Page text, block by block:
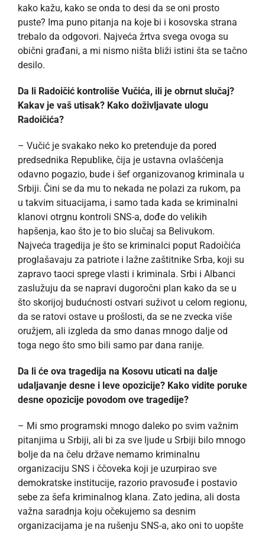
kako kažu, kako se onda to desi da se oni prosto
puste? Ima puno pitanja na koje bi i kosovska strana
trebalo da odgovori. Najveća žrtva svega ovoga su
obični građani, a mi nismo ništa bliži istini šta se tačno
desilo.
Da li Radoičić kontroliše Vučića, ili je obrnut slučaj?
Kakav je vaš utisak? Kako doživljavate ulogu
Radoičića?
– Vučić je svakako neko ko pretenduje da pored
predsednika Republike, čija je ustavna ovlašćenja
odavno pogazio, bude i šef organizovanog kriminala u
Srbiji. Čini se da mu to nekada ne polazi za rukom, pa
u takvim situacijama, i samo tada kada se kriminalni
klanovi otrgnu kontroli SNS-a, dođe do velikih
hapšenja, kao što je to bio slučaj sa Belivukom.
Najveća tragedija je što se kriminalci poput Radoičića
proglašavaju za patriote i lažne zaštitnike Srba, koji su
zapravo taoci sprege vlasti i kriminala. Srbi i Albanci
zaslužuju da se napravi dugoročni plan kako da se u
što skorijoj budućnosti ostvari suživot u celom regionu,
da se ratovi ostave u prošlosti, da se ne zvecka više
oružjem, ali izgleda da smo danas mnogo dalje od
toga nego što smo bili samo par dana ranije.
Da li će ova tragedija na Kosovu uticati na dalje
udaljavanje desne i leve opozicije? Kako vidite poruke
desne opozicije povodom ove tragedije?
– Mi smo programski mnogo daleko po svim važnim
pitanjima u Srbiji, ali bi za sve ljude u Srbiji bilo mnogo
bolje da na čelu države nemamo kriminalnu
organizaciju SNS i ččoveka koji je uzurpirao sve
demokratske institucije, razorio pravosuđe i postavio
sebe za šefa kriminalnog klana. Zato jedina, ali dosta
važna saradnja koju očekujemo sa desnim
organizacijama je na rušenju SNS-a, ako oni to uopšte